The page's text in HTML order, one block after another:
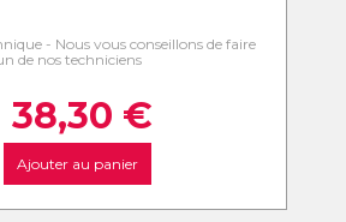
- Nous vous conseillons de faire
de nos techniciens
38,30 €
Ajouter au panier